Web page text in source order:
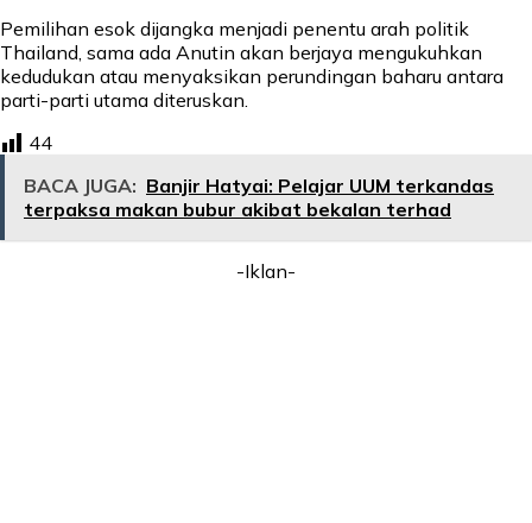
Pemilihan esok dijangka menjadi penentu arah politik
Thailand, sama ada Anutin akan berjaya mengukuhkan
kedudukan atau menyaksikan perundingan baharu antara
parti-parti utama diteruskan.
44
BACA JUGA: Banjir Hatyai: Pelajar UUM terkandas
terpaksa makan bubur akibat bekalan terhad
-Iklan-